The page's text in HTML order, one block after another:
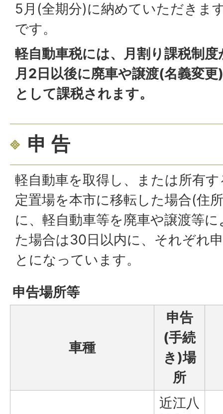
5月(全期分)に納めていただきま
です。
軽自動車税には、月割り課税制
月2日以後に廃車や譲渡(名義変
として課税されます。
申 告
軽自動車を取得し、または所有
定置場を本市に移転した場合(住
に、軽自動車等を廃車や譲渡等
た場合は30日以内に、それぞれ
とになっています。
申告場所等
車種
申告
(手続
き)場
所
近江八